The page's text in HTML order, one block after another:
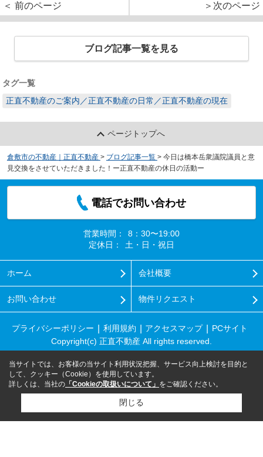
＜ 前のページ
＞次のページ
ブログ記事一覧を見る
タグ一覧
正直不動産のご案内／正直不動産の日常／正直不動産の現在
ページトップへ
倉敷市の不動産｜正直不動産 > ブログ記事一覧 > 今日は橋本岳衆議院議員と意
見交換をさせていただきました！ー正直不動産の休日の活動ー
電話でお問い合わせ
営業時間：
8：30〜19:00
定休日：
土・日・祝日
ホーム 会社概要
お問い合わせ 物件リクエスト
プライバシーポリシー 利用規約 アクセスマップ
PCサイト
Copyright(c) 正直不動産 All rights reserved.
当サイトでは、お客様の当サイト利用状況把握、サービス向上検討を目的と
して、クッキー（Cookie）を使用しています。
詳しくは、当社の 「Cookieの取扱いについて」 をご確認ください。
閉じる